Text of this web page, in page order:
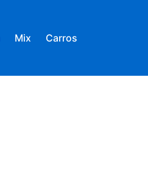
Mix Carros